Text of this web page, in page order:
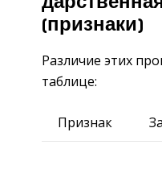
(признаки)
Различие этих
таблице:
Признак